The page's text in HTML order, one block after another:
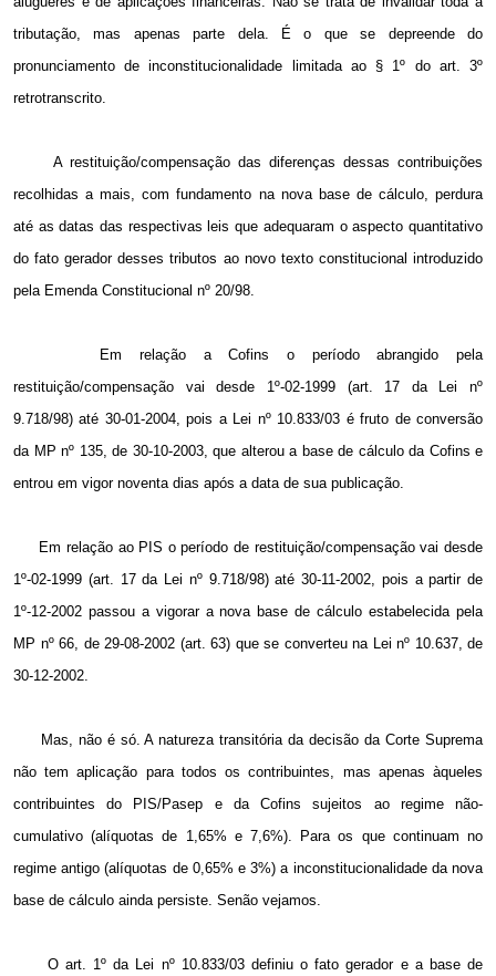
tributação, mas apenas parte dela. É o que se depreende do
pronunciamento de inconstitucionalidade limitada ao § 1º do art. 3º
retrotranscrito.
A restituição/compensação das diferenças dessas contribuições
recolhidas a mais, com fundamento na nova base de cálculo, perdura
até as datas das respectivas leis que adequaram o aspecto quantitativo
do fato gerador desses tributos ao novo texto constitucional introduzido
pela Emenda Constitucional nº 20/98.
Em relação a Cofins o período abrangido pela
restituição/compensação vai desde 1º-02-1999 (art. 17 da Lei nº
9.718/98) até 30-01-2004, pois a Lei nº 10.833/03 é fruto de conversão
da MP nº 135, de 30-10-2003, que alterou a base de cálculo da Cofins e
entrou em vigor noventa dias após a data de sua publicação.
Em relação ao PIS o período de restituição/compensação vai desde
1º-02-1999 (art. 17 da Lei nº 9.718/98) até 30-11-2002, pois a partir de
1º-12-2002 passou a vigorar a nova base de cálculo estabelecida pela
MP nº 66, de 29-08-2002 (art. 63) que se converteu na Lei nº 10.637, de
30-12-2002.
Mas, não é só. A natureza transitória da decisão da Corte Suprema
não tem aplicação para todos os contribuintes, mas apenas àqueles
contribuintes do PIS/Pasep e da Cofins sujeitos ao regime não-
cumulativo (alíquotas de 1,65% e 7,6%). Para os que continuam no
regime antigo (alíquotas de 0,65% e 3%) a inconstitucionalidade da nova
base de cálculo ainda persiste. Senão vejamos.
O art. 1º da Lei nº 10.833/03 definiu o fato gerador e a base de